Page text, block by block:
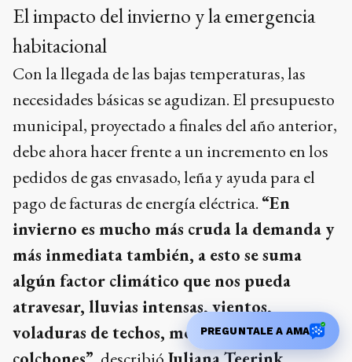
El impacto del invierno y la emergencia
habitacional
Con la llegada de las bajas temperaturas, las
necesidades básicas se agudizan. El presupuesto
municipal, proyectado a finales del año anterior,
debe ahora hacer frente a un incremento en los
pedidos de gas envasado, leña y ayuda para el
pago de facturas de energía eléctrica. “En
invierno es mucho más cruda la demanda y
más inmediata también, a esto se suma
algún factor climático que nos pueda
atravesar, lluvias intensas, vientos,
voladuras de techos, mojadura de
PREGUNTALE A AMA